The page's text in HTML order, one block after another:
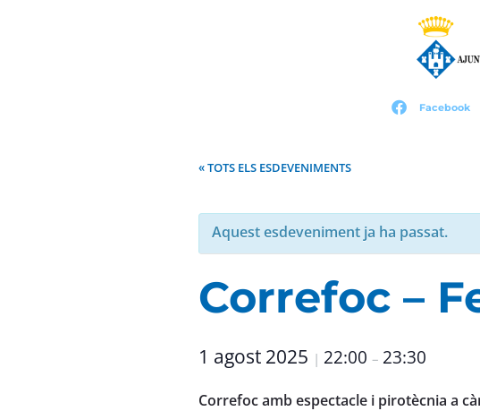
Facebook
« TOTS ELS ESDEVENIMENTS
Aquest esdeveniment ja ha passat.
Correfoc –
1 agost 2025 | 22:00 – 23:30
Correfoc amb espectacle i pirotècnia a